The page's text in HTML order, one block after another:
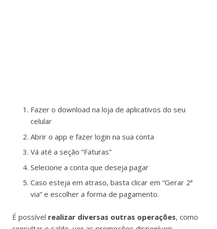
Fazer o download na loja de aplicativos do seu
celular
Abrir o app e fazer login na sua conta
Vá até a seção “Faturas”
Selecione a conta que deseja pagar
Caso esteja em atraso, basta clicar em “Gerar 2ª
via” e escolher a forma de pagamento.
É possível realizar diversas outras operações, como